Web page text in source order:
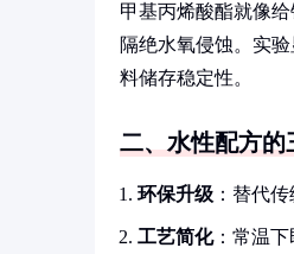
甲基丙烯酸酯就像
隔绝水氧侵蚀。实
料储存稳定性。
二、水性配方的
环保升级 ：替代
工艺简化：常温下